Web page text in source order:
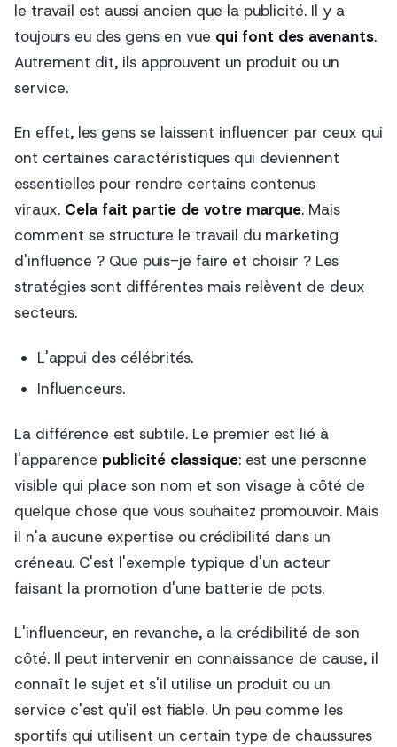
le travail est aussi ancien que la publicité. Il y a
toujours eu des gens en vue qui font des avenants.
Autrement dit, ils approuvent un produit ou un
service.
En effet, les gens se laissent influencer par ceux qui
ont certaines caractéristiques qui deviennent
essentielles pour rendre certains contenus
viraux. Cela fait partie de votre marque. Mais
comment se structure le travail du marketing
d'influence ? Que puis-je faire et choisir ? Les
stratégies sont différentes mais relèvent de deux
secteurs.
L'appui des célébrités.
Influenceurs.
La différence est subtile. Le premier est lié à
l'apparence publicité classique: est une personne
visible qui place son nom et son visage à côté de
quelque chose que vous souhaitez promouvoir. Mais
il n'a aucune expertise ou crédibilité dans un
créneau. C'est l'exemple typique d'un acteur
faisant la promotion d'une batterie de pots.
L'influenceur, en revanche, a la crédibilité de son
côté. Il peut intervenir en connaissance de cause, il
connaît le sujet et s'il utilise un produit ou un
service c'est qu'il est fiable. Un peu comme les
sportifs qui utilisent un certain type de chaussures